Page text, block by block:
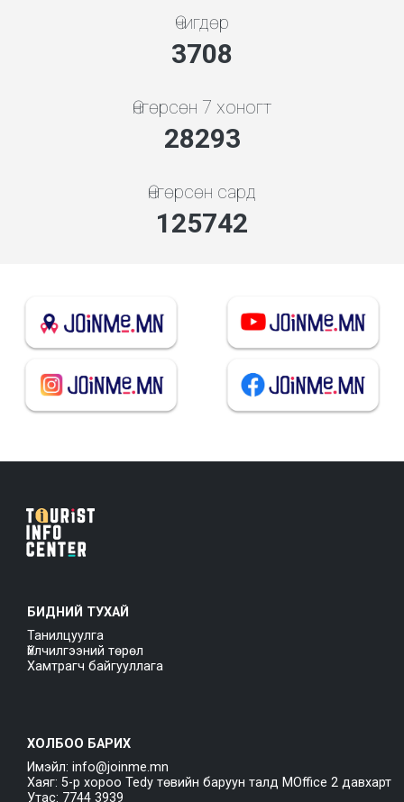
Өчигдөр
3994
Өнгөрсөн 7 хоногт
30470
Өнгөрсөн сард
135415
БИДНИЙ ТУХАЙ
Танилцуулга
Үйлчилгээний төрөл
Хамтрагч байгууллага
ХОЛБОО БАРИХ
Имэйл: info@joinme.mn
Хаяг: 5-р хороо Tedy төвийн баруун талд MOffice 2 давхарт
Утас: 7744 3939